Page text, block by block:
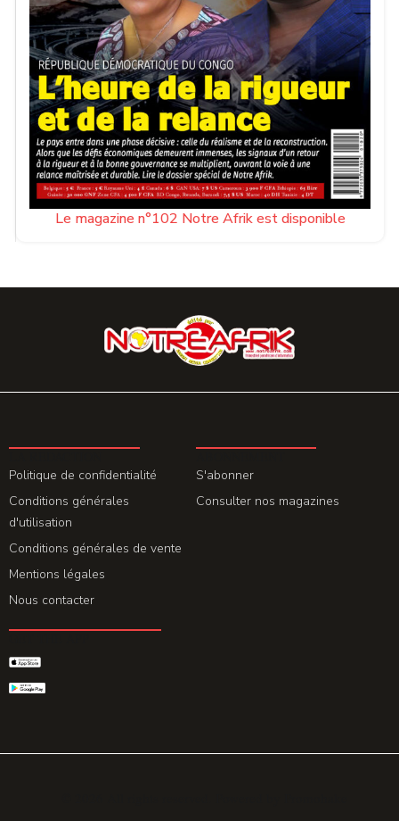
Le magazine n°102 Notre Afrik est disponible
Politique de confidentialité
Conditions générales
d'utilisation
Conditions générales de vente
Mentions légales
Nous contacter
S'abonner
Consulter nos magazines